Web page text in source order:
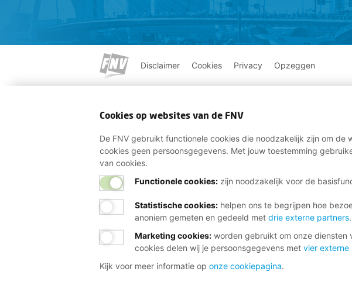
Disclaimer Cookies Privacy Opzeggen
Cookies op websites van de FNV
De FNV gebruikt functionele cookies die noodzakelijk zijn om
cookies geen persoonsgegevens. Met jouw toestemming
van cookies.
Functionele cookies:zijn noodzakelijk voor de
Statistische cookies: helpen ons te begrijpen hoe
anoniem gemeten en gedeeld met drie externe partners.
Marketing cookies: worden gebruikt om onze diensten
cookies delen wij je persoonsgegevens met vier externe
Kijk voor meer informatie op onze cookiepagina.